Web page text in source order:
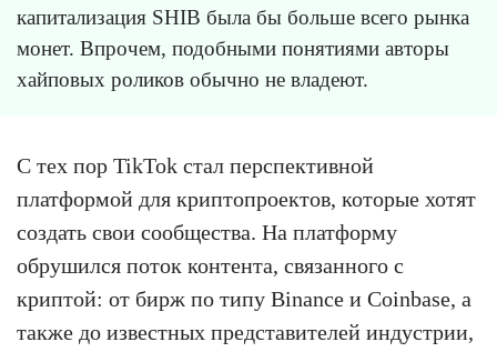
капитализация SHIB была бы больше всего рынка
монет. Впрочем, подобными понятиями авторы
хайповых роликов обычно не владеют.
С тех пор TikTok стал перспективной
платформой для криптопроектов, которые хотят
создать свои сообщества. На платформу
обрушился поток контента, связанного с
криптой: от бирж по типу Binance и Coinbase, а
также до известных представителей индустрии,